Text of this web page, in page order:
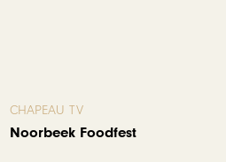
CHAPEAU TV
Noorbeek Foodfest